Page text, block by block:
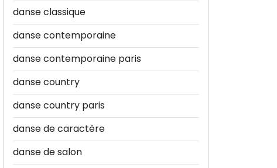
danse classique
danse contemporaine
danse contemporaine paris
danse country
danse country paris
danse de caractère
danse de salon